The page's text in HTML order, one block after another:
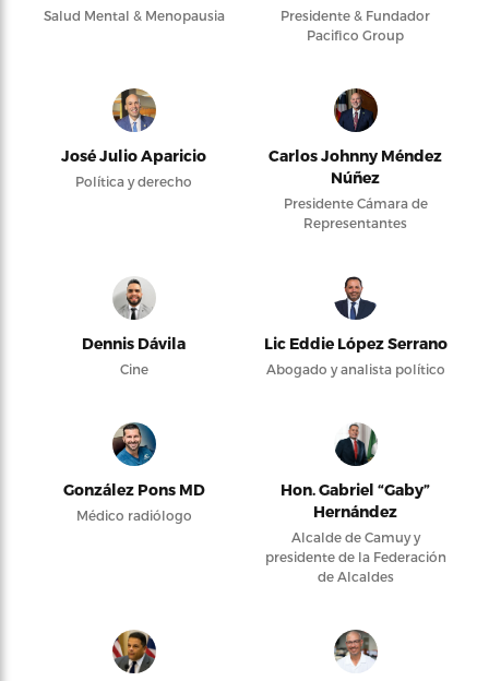
Salud Mental & Menopausia
Presidente & Fundador
Pacifico Group
José Julio Aparicio
Política y derecho
Carlos Johnny Méndez
Núñez
Presidente Cámara de
Representantes
Dennis Dávila
Cine
Lic Eddie López Serrano
Abogado y analista político
González Pons MD
Médico radiólogo
Hon. Gabriel “Gaby”
Hernández
Alcalde de Camuy y
presidente de la Federación
de Alcaldes